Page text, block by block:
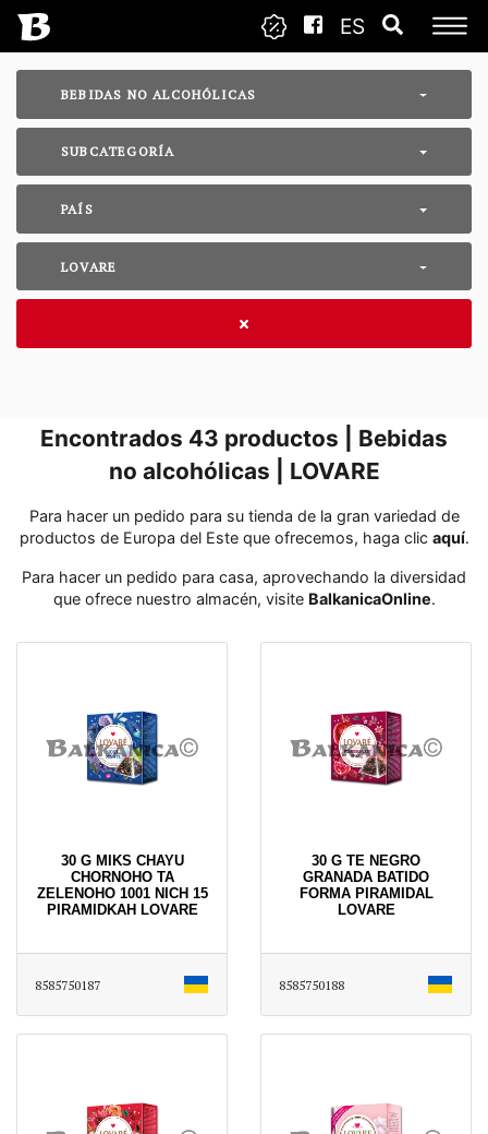
ES
BEBIDAS NO ALCOHÓLICAS
SUBCATEGORÍA
PAÍS
LOVARE
Encontrados 43 productos | Bebidas
no alcohólicas | LOVARE
Para hacer un pedido para su tienda de la gran variedad de
productos de Europa del Este que ofrecemos, haga clic aquí․
Para hacer un pedido para casa, aprovechando la diversidad
que ofrece nuestro almacén, visite BalkanicaOnline․
30 G MIKS CHAYU
CHORNOHO TA
ZELENOHO 1001 NICH 15
PIRAMIDKAH LOVARE
8585750187
30 G TE NEGRO
GRANADA BATIDO
FORMA PIRAMIDAL
LOVARE
8585750188